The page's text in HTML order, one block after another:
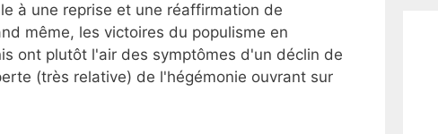
à une reprise et une réaffirmation de
même, les victoires du populisme en
ont plutôt l'air des symptômes d'un déclin de
(très relative) de l'hégémonie ouvrant sur